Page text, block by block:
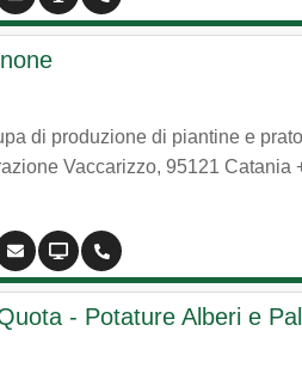
di produzione di piantine e
Vaccarizzo, 95121 Catania
- Potature Alberi e